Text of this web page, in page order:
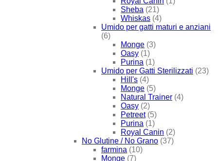
Sheba (21)
Whiskas (4)
Umido per gatti maturi e anziani
(6)
Monge (3)
Oasy (1)
Purina (1)
Umido per Gatti Sterilizzati (23)
Hill's (4)
Monge (5)
Natural Trainer (4)
Oasy (2)
Petreet (5)
Purina (1)
Royal Canin (2)
No Glutine / No Grano (37)
farmina (10)
Monge (7)